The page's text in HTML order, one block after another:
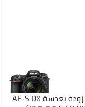
نيكون كاميرا D7500 DSLR مزودة بعدسة AF-S DX